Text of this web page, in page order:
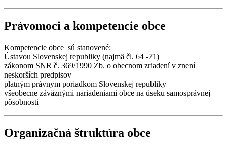
Právomoci a kompetencie obce
Kompetencie obce sú stanovené:
Ústavou Slovenskej republiky (najmä čl. 64 -71)
zákonom SNR č. 369/1990 Zb. o obecnom zriadení v znení
neskorších predpisov
platným právnym poriadkom Slovenskej republiky
všeobecne záväznými nariadeniami obce na úseku samosprávnej
pôsobnosti
Organizačná štruktúra obce